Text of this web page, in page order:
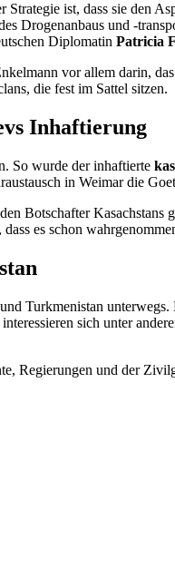
Strategie ist, dass sie den
Drogenanbaus und -
Diplomatin Patricia
vor allem darin,
, die fest im Sattel sitzen.
Inhaftierung
So wurde der inhaftierte
in Weimar die
Botschafter
es schon
Turkmenistan
sich unter
Regierungen und der